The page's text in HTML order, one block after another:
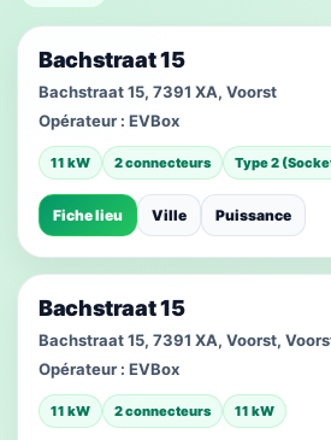
Bachstraat 15
Bachstraat 15, 7391 XA, Voorst
Opérateur : EVBox
11 kW 2 connecteurs Type 2
Fiche lieu Ville Puissance
Bachstraat 15
Bachstraat 15, 7391 XA, Voorst,
Opérateur : EVBox
11 kW 2 connecteurs 11 kW